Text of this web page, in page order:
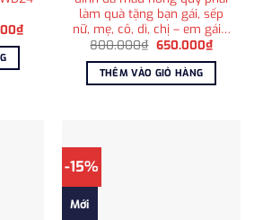
₫Giá
hiện
làm quà tặng bạn gái, sếp
nữ, mẹ, cô, dì, chị – em gái…
800.000₫ Giá
là:
800.000₫.
650.000₫Giá
hiện
tại
THÊM VÀO GIỎ HÀNG
-15%
Mới